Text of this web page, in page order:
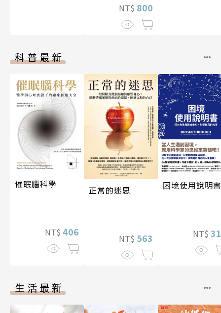
NT$ 800
科普最新
催眠腦科學
NT$ 406
正常的迷思
NT$ 563
困境使用說明書
NT$
生活最新